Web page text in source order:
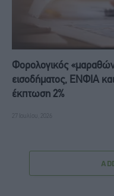
Φορολογικός
εισοδήματος, ΕΝΦΙΑ
έκπτωση 2%
27 Ιουλίου, 2026